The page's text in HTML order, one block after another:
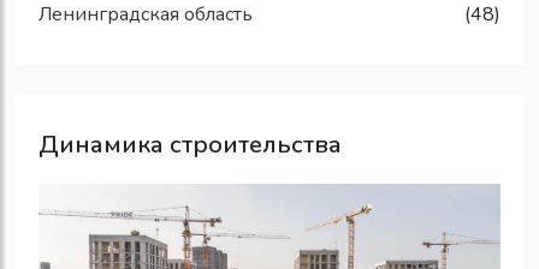
Ленинградская область (48)
Динамика строительства